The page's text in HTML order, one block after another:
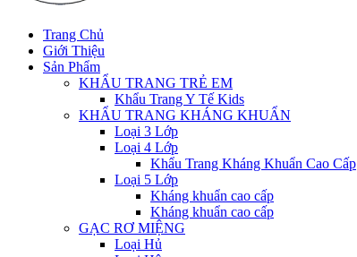
Trang Chủ
Giới Thiệu
Sản Phẩm
KHẨU TRANG TRẺ EM
Khẩu Trang Y Tế Kids
KHẨU TRANG KHÁNG KHUẨN
Loại 3 Lớp
Loại 4 Lớp
Khẩu Trang Kháng Khuẩn Cao Cấp
Loại 5 Lớp
Kháng khuẩn cao cấp
Kháng khuẩn cao cấp
GẠC RƠ MIỆNG
Loại Hủ